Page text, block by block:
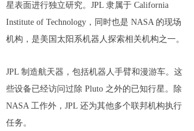
星表面进行独立研究。JPL 隶属于 California
Institute of Technology，同时也是 NASA 的现场
机构，是美国太阳系机器人探索相关机构之一。
JPL 制造航天器，包括机器人手臂和漫游车。这
些设备已经访问过除 Pluto 之外的已知行星。除
NASA 工作外，JPL 还为其他多个联邦机构执行
任务。